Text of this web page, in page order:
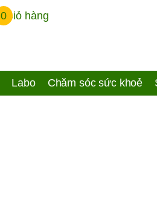
0Giỏ hàng
Labo Chăm sóc sức khoẻ